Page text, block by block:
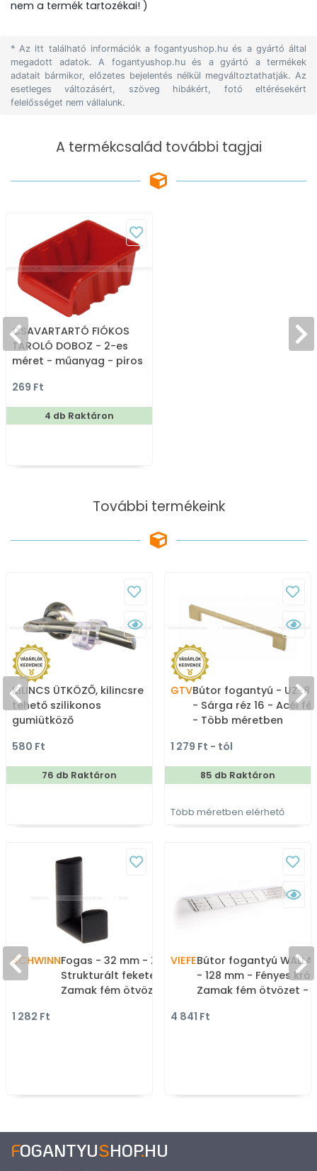
nem a termék tartozékai! )
* Az itt található információk a fogantyushop.hu és a gyártó által
megadott adatok. A fogantyushop.hu és a gyártó a termékek
adatait bármikor, előzetes bejelentés nélkül megváltoztathatják. Az
esetleges változásért, szöveg hibákért, fotó eltérésekért
felelősséget nem vállalunk.
A termékcsalád további tagjai
CSAVARTARTÓ FIÓKOS
TÁROLÓ DOBOZ - 2-es
méret - műanyag - piros
269 Ft
4 db Raktáron
További termékeink
KILINCS ÜTKÖZŐ, kilincsre
tehető szilikonos
gumiütköző
580 Ft
76 db Raktáron
GTVBútor fogantyú - UZ-
- Sárga réz 16 - Acél
- Több méretben
bútorfogantyú
1 279 Ft - tól
85 db Raktáron
Több méretben elérhető
SCHWINNFogas - 32 mm - Z317 -
Strukturált fekete -
Zamak fém ötvözet - Egy
1 282 Ft
VIEFEBútor fogantyú
- 128 mm - Fényes
Zamak fém ötvözet -
bútorfogantyú
4 841 Ft
FOGANTYUSHOP.HU